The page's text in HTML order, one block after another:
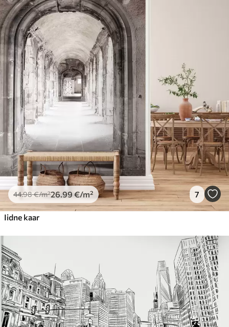
44.98€/m²26.99 €/m² 7
Iidne kaar